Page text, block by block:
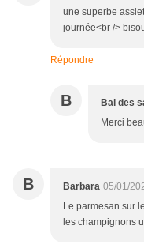
une superbe
journée<br />
Répondre
B Bal des
Merci
B Barbara 05/01/
Le parmesan sur
les champignons